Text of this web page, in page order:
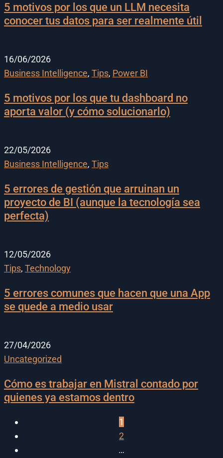
5 motivos por los que un LLM necesita
conocer tus datos para ser realmente útil
16/06/2026
Business Intelligence, Tips, Power BI
5 motivos por los que tu dashboard no
aporta valor (y cómo solucionarlo)
22/05/2026
Business Intelligence, Tips
5 errores de gestión que arruinan un
proyecto de BI (aunque la tecnología sea
perfecta)
12/05/2026
Tips, Technology
5 errores comunes que hacen que una App
se quede a medio usar
27/04/2026
Uncategorized
Cómo es trabajar en Mistral contado por
quienes ya estamos dentro
1
2
…